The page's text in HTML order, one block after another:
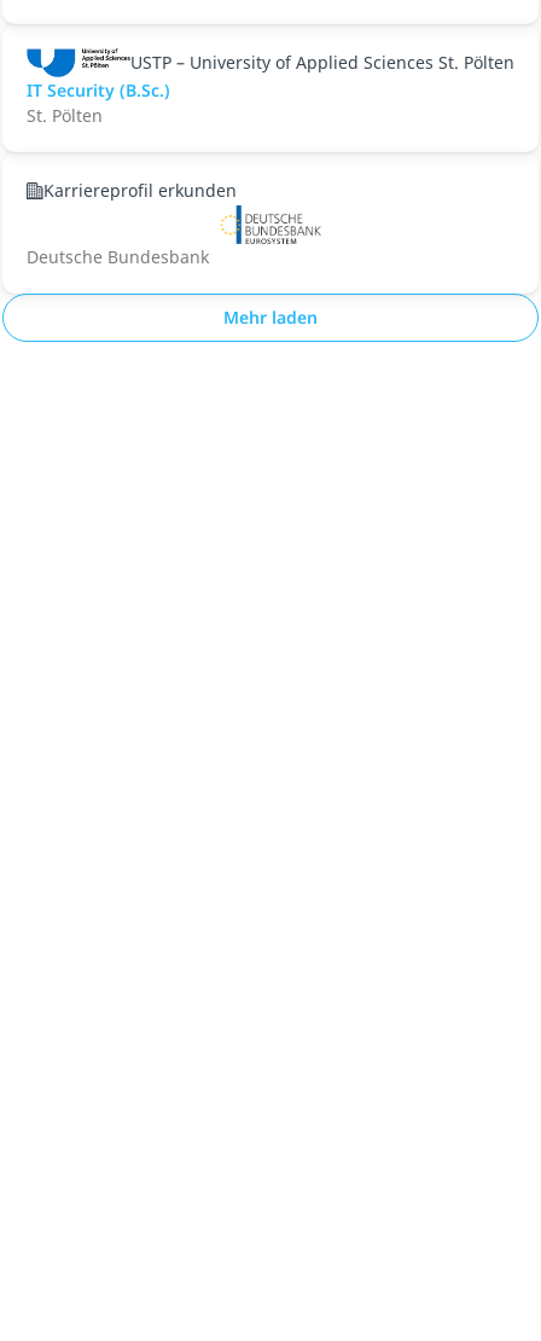
USTP – University of Applied Sciences St. Pölten
IT Security (B.Sc.)
St. Pölten
Karriereprofil erkunden
Deutsche Bundesbank
Mehr laden